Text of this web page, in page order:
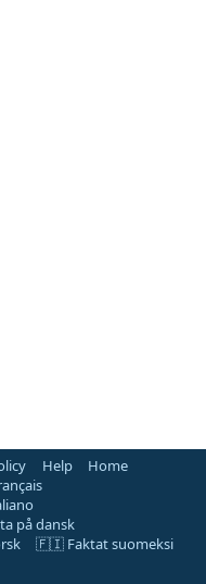
Help
Home
på dansk
🇫🇮 Faktat suomeksi